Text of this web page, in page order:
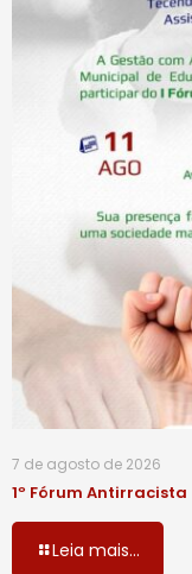
7 de agosto de 2026
1º Fórum Antirracista
Leia mais...